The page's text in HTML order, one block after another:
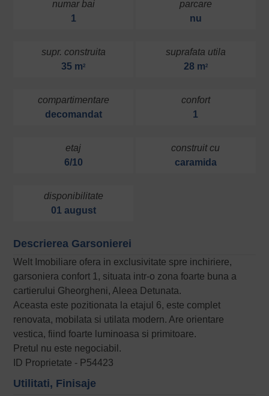
numar bai
1
parcare
nu
supr. construita
35 m2
suprafata utila
28 m2
compartimentare
decomandat
confort
1
etaj
6/10
construit cu
caramida
disponibilitate
01 august
Descrierea Garsonierei
Welt Imobiliare ofera in exclusivitate spre inchiriere,
garsoniera confort 1, situata intr-o zona foarte buna a
cartierului Gheorgheni, Aleea Detunata.
Aceasta este pozitionata la etajul 6, este complet
renovata, mobilata si utilata modern. Are orientare
vestica, fiind foarte luminoasa si primitoare.
Pretul nu este negociabil.
ID Proprietate - P54423
Utilitati, Finisaje